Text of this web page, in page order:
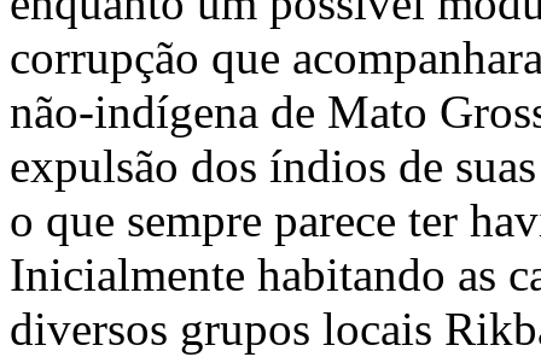
corrupção que
não-indígena de Mato
expulsão dos índios de
o que sempre parece ter
Inicialmente habitando as
diversos grupos locais